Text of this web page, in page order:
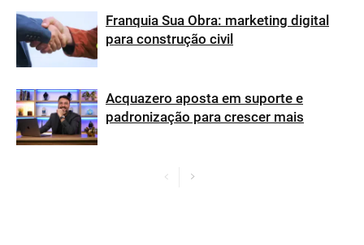
Franquia Sua Obra: marketing digital
para construção civil
Acquazero aposta em suporte e
padronização para crescer mais